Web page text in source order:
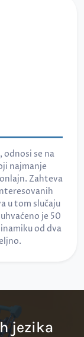
odnosi se na
najmanje
Zahteva
u tom slučaju
je 50
od dva
jezika